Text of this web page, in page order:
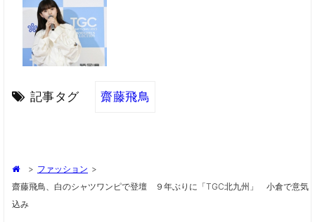
記事タグ 齋藤飛鳥
> ファッション >
齋藤飛鳥、白のシャツワンピで登壇 ９年ぶりに「TGC北九州」 小倉で意気
込み